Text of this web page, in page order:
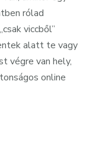
rólad
viccből”
alatt te vagy
végre van hely,
online